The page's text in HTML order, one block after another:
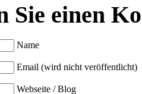
Sie einen
Name
Email (wird nicht veröffentlicht)
Webseite / Blog